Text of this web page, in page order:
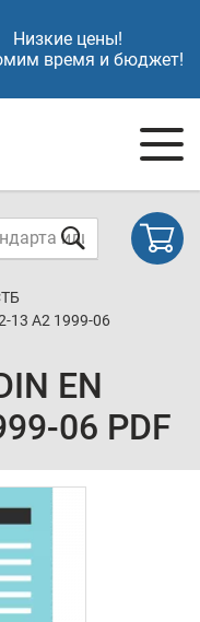
Низкие цены!
время и бюджет!
13 A2 1999-06
EN
06 PDF